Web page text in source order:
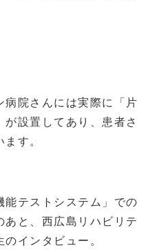
院さんには実際に「片
設置してあり、患者さ
す。
テストシステム」での
と、西広島リハビリテ
インタビュー。